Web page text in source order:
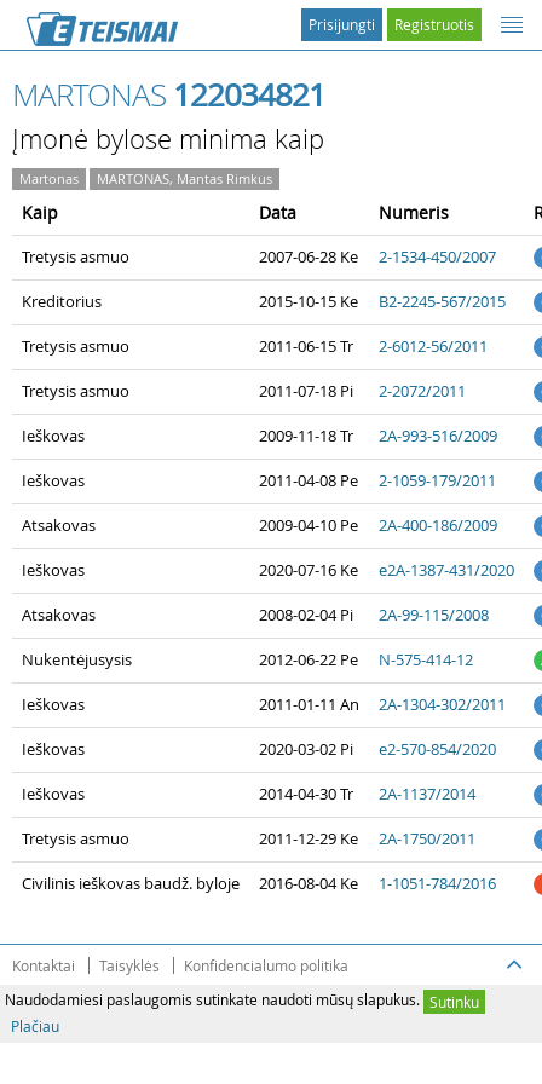
Naudodamiesi paslaugomis sutinkate naudoti mūsų slapukus. Sutinku
Plačiau
Registruotis
Prisijungti
MARTONAS 122034821
Įmonė bylose minima kaip
Martonas MARTONAS, Mantas Rimkus
Kaip Data Numeris
Tretysis asmuo 2007-06-28 Ke 2-1534-450/2007
Kreditorius 2015-10-15 Ke B2-2245-567/2015
Tretysis asmuo 2011-06-15 Tr 2-6012-56/2011
Tretysis asmuo 2011-07-18 Pi 2-2072/2011
Ieškovas 2009-11-18 Tr 2A-993-516/2009
Ieškovas 2011-04-08 Pe 2-1059-179/2011
Atsakovas 2009-04-10 Pe 2A-400-186/2009
Ieškovas 2020-07-16 Ke e2A-1387-431/2020
Atsakovas 2008-02-04 Pi 2A-99-115/2008
Nukentėjusysis 2012-06-22 Pe N-575-414-12
Ieškovas 2011-01-11 An 2A-1304-302/2011
Ieškovas 2020-03-02 Pi e2-570-854/2020
Ieškovas 2014-04-30 Tr 2A-1137/2014
Tretysis asmuo 2011-12-29 Ke 2A-1750/2011
Civilinis ieškovas baudž. byloje 2016-08-04 Ke 1-1051-784/2016
Kontaktai Taisyklės Konfidencialumo politika